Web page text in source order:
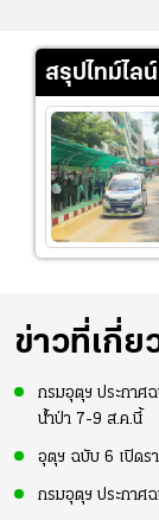
สรุปไทม์ไลน์
ข่าวที่เกี่ย
กรมอุตุฯ ประกาศ
น้ำป่า 7-9 ส.ค.นี้
อุตุฯ ฉบับ 6 เปิดร
กรมอุตุฯ ประกาศ